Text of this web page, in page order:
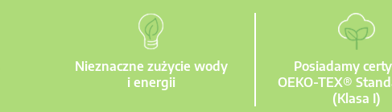
Nieznaczne zużycie wody
i energii
Posiadamy
OEKO-TEX®
(Klasa I)